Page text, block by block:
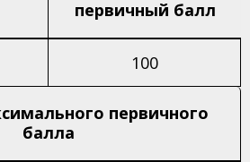
первичный балл
100
первичного
балла